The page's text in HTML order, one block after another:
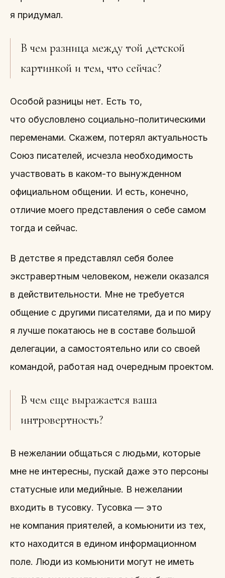
я придумал.
В чем разница между той детской
картинкой и тем, что сейчас?
Особой разницы нет. Есть то,
что обусловлено социально-политическими
переменами. Скажем, потерял актуальность
Союз писателей, исчезла необходимость
участвовать в каком-то вынужденном
официальном общении. И есть, конечно,
отличие моего представления о себе самом
тогда и сейчас.
В детстве я представлял себя более
экстравертным человеком, нежели оказался
в действительности. Мне не требуется
общение с другими писателями, да и по миру
я лучше покатаюсь не в составе большой
делегации, а самостоятельно или со своей
командой, работая над очередным проектом.
В чем еще выражается ваша
интровертность?
В нежелании общаться с людьми, которые
мне не интересны, пускай даже это персоны
статусные или медийные. В нежелании
входить в тусовку. Тусовка — это
не компания приятелей, а комьюнити из тех,
кто находится в едином информационном
поле. Люди из комьюнити могут не иметь